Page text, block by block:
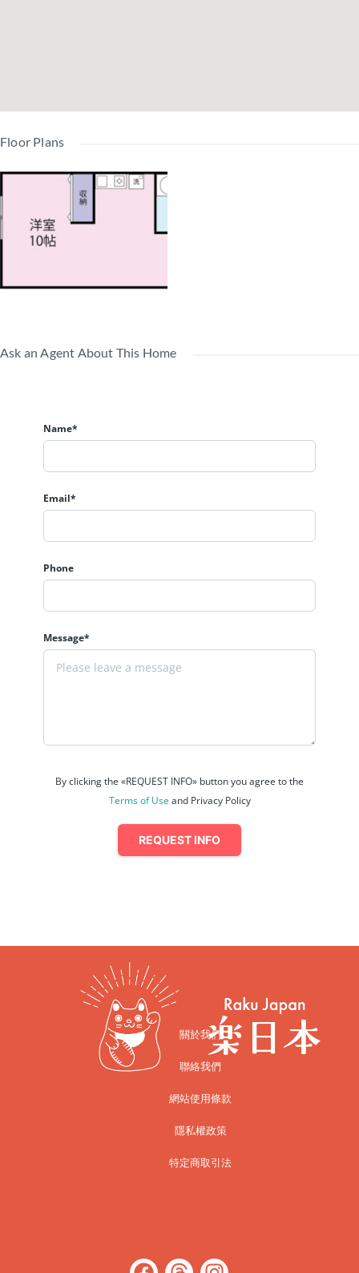
Floor Plans
Ask an Agent About This Home
Name*
Email*
Phone
Message*
By clicking the «REQUEST INFO» button you agree to the
Terms of Use and Privacy Policy
REQUEST INFO
關於我們
聯絡我們
網站使用條款
隱私權政策
特定商取引法